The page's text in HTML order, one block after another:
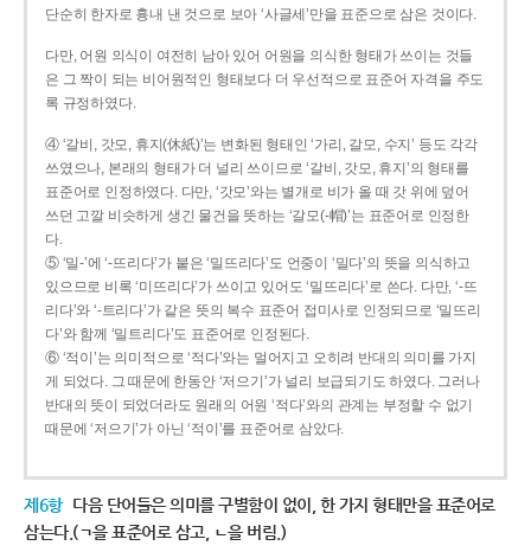
단순히 한자로 흉내 낸 것으로 보아 ‘사글세’만을 표준으로 삼은 것이다.
다만, 어원 의식이 여전히 남아 있어 어원을 의식한 형태가 쓰이는 것들
은 그 짝이 되는 비어원적인 형태보다 더 우선적으로 표준어 자격을 주도
록 규정하였다.
④ ‘갈비, 갓모, 휴지(休紙)’는 변화된 형태인 ‘가리, 갈모, 수지’ 등도 각각
쓰였으나, 본래의 형태가 더 널리 쓰이므로 ‘갈비, 갓모, 휴지’의 형태를
표준어로 인정하였다. 다만, ‘갓모’와는 별개로 비가 올 때 갓 위에 덮어
쓰던 고깔 비슷하게 생긴 물건을 뜻하는 ‘갈모(-帽)’는 표준어로 인정한
다.
⑤ ‘밀-’에 ‘-뜨리다’가 붙은 ‘밀뜨리다’도 언중이 ‘밀다’의 뜻을 의식하고
있으므로 비록 ‘미뜨리다’가 쓰이고 있어도 ‘밀뜨리다’로 쓴다. 다만, ‘-뜨
리다’와 ‘-트리다’가 같은 뜻의 복수 표준어 접미사로 인정되므로 ‘밀뜨리
다’와 함께 ‘밀트리다’도 표준어로 인정된다.
⑥ ‘적이’는 의미적으로 ‘적다’와는 멀어지고 오히려 반대의 의미를 가지
게 되었다. 그 때문에 한동안 ‘저으기’가 널리 보급되기도 하였다. 그러나
반대의 뜻이 되었더라도 원래의 어원 ‘적다’와의 관계는 부정할 수 없기
때문에 ‘저으기’가 아닌 ‘적이’를 표준어로 삼았다.
제6항 다음 단어들은 의미를 구별함이 없이, 한 가지 형태만을 표준어로
삼는다.(ㄱ을 표준어로 삼고, ㄴ을 버림.)